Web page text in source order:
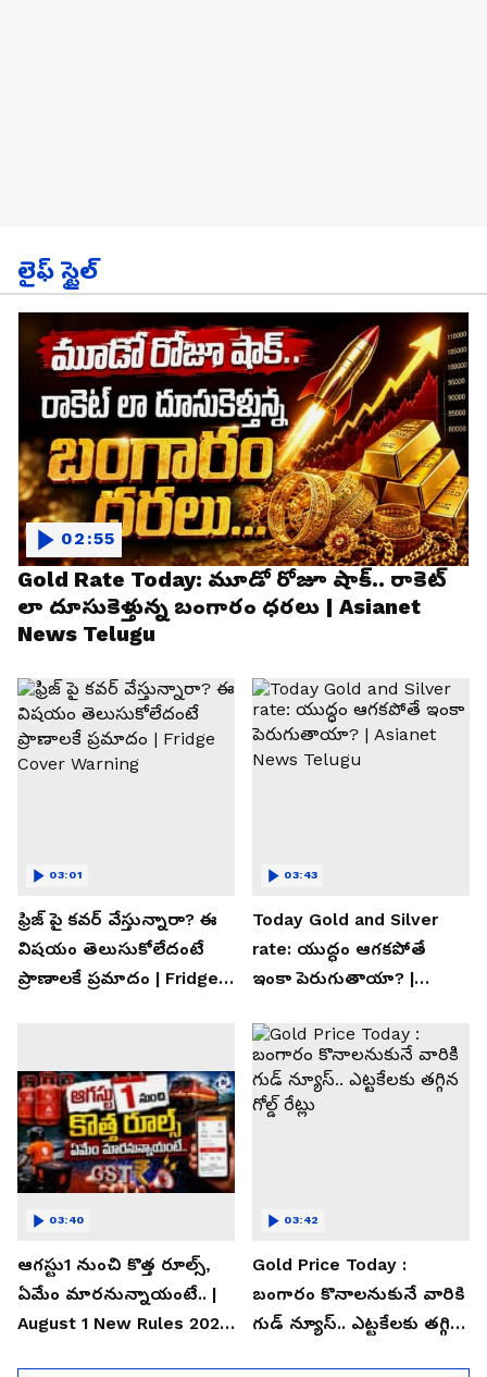
లైఫ్ స్టైల్
Gold Rate Today: మూడో రోజూ షాక్.. రాకెట్
లా దూసుకెళ్తున్న బంగారం ధరలు | Asianet
News Telugu
02:55
ఫ్రిజ్ పై కవర్ వేస్తున్నారా? ఈ
విషయం తెలుసుకోలేదంటే
ప్రాణాలకే ప్రమాదం | Fridge
03:01
Today Gold and Silver
rate: యుద్ధం ఆగకపోతే
ఇంకా పెరుగుతాయా? |
03:43
ఆగస్టు1 నుంచి కొత్త రూల్స్,
ఏమేం మారనున్నాయంటే.. |
August 1 New Rules 2026
03:40
Gold Price Today :
బంగారం కొనాలనుకునే వారికి
గుడ్ న్యూస్.. ఎట్టకేలకు తగ్గిన
03:42